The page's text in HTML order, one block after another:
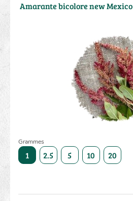
Grammes
1 2.5 5 10 20
Amarante bicolore new Mexico